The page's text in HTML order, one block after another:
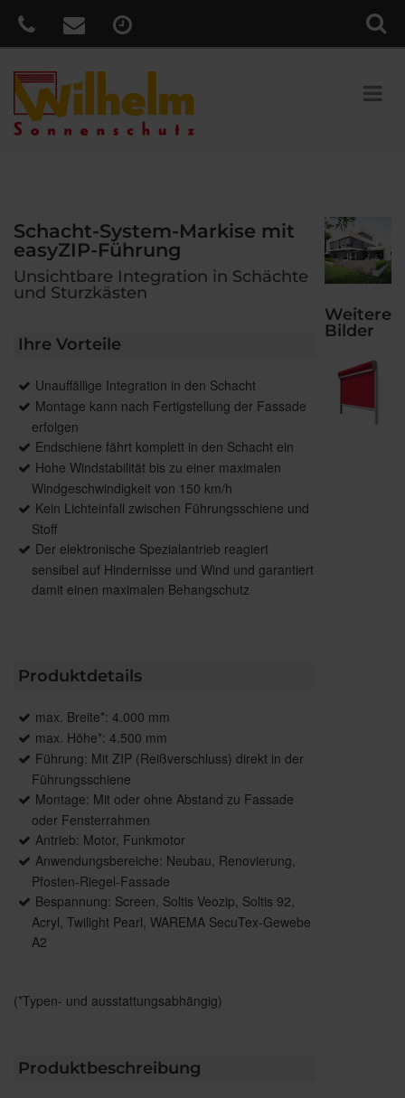
Schacht-System-Markise mit
easyZIP-Führung
Unsichtbare Integration in Schächte
und Sturzkästen
Ihre Vorteile
Unauffällige Integration in den Schacht
Montage kann nach Fertigstellung der Fassade
erfolgen
Endschiene fährt komplett in den Schacht ein
Hohe Windstabilität bis zu einer maximalen
Windgeschwindigkeit von 150 km/h
Kein Lichteinfall zwischen Führungsschiene und
Stoff
Der elektronische Spezialantrieb reagiert
sensibel auf Hindernisse und Wind und garantiert
damit einen maximalen Behangschutz
Produktdetails
max. Breite*: 4.000 mm
max. Höhe*: 4.500 mm
Führung: Mit ZIP (Reißverschluss) direkt in der
Führungsschiene
Montage: Mit oder ohne Abstand zu Fassade
oder Fensterrahmen
Antrieb: Motor, Funkmotor
Anwendungsbereiche: Neubau, Renovierung,
Pfosten-Riegel-Fassade
Bespannung: Screen, Soltis Veozip, Soltis 92,
Acryl, Twilight Pearl, WAREMA SecuTex-Gewebe
A2
(*Typen- und ausstattungsabhängig)
Produktbeschreibung
Weitere
Bilder